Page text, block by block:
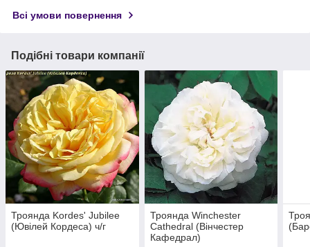
Всі умови повернення
Подібні товари компанії
Троянда Kordes' Jubilee
(Ювілей Кордеса) ч/г
Троянда Winchester
Cathedral (Вінчестер
Кафедрал)